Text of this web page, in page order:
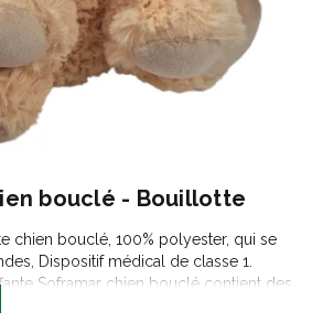
bouclé - Bouillotte
chien bouclé, 100% polyester, qui se
Dispositif médical de classe 1.
Soframar chien bouclé contient des
de lavande française.